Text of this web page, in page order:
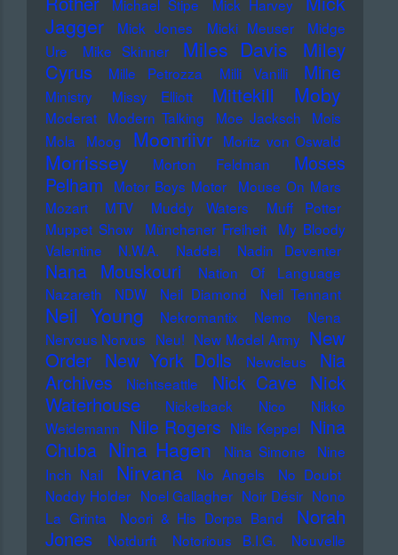
Michael Stipe Mick Harvey
Jagger
Mick Jones Micki Meuser
Midge
Ure
Mike Skinner Miles Davis
Miley
Cyrus
Mille Petrozza Milli Vanilli Mine
Ministry Missy Elliott Mittekill Moby
Moderat Modern Talking Moe Jacksch
Mois
Mola
Moog Moonriivr Moritz von Oswald
Morrissey Morton Feldman
Moses
Pelham
Motor Boys Motor
Mouse On Mars
Mozart
MTV Muddy Waters
Muff Potter
Muppet Show
Münchener Freiheit
My Bloody
Valentine
N.W.A. Naddel Nadin Deventer
Nana Mouskouri
Nation Of Language
Nazareth
NDW Neil Diamond Neil Tennant
Neil Young Nekromantix Nemo
Nena
Nervous Norvus Neu! New Model Army New
Order New York Dolls Newcleus
Nia
Archives
Nichtseattle Nick Cave
Nick
Waterhouse
Nickelback Nico
Nikko
Weidemann Nile Rogers Nils Keppel Nina
Chuba Nina Hagen Nina Simone
Nine
Inch Nail
Nirvana No Angels
No Doubt
Noddy Holder Noel Gallagher Noir Désir Nono
La Grinta
Noori & His Dorpa Band
Norah
Jones
Notdurft Notorious B.I.G.
Nouvelle